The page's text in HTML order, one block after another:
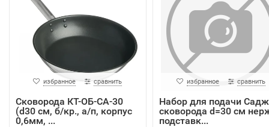
избранное сравнить
Сковорода КТ-ОБ-СА-30
(d30 см, б/кр., а/п, корпус
0,6мм, ...
избранное сравнить
Набор для подачи
сковорода d=30 см
подставк...